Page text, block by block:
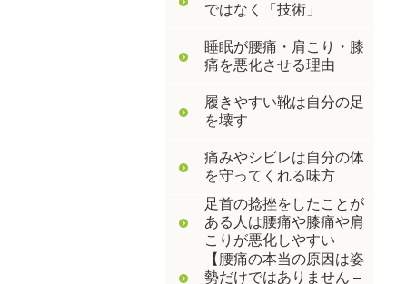
ではなく「技術」
睡眠が腰痛・肩こり・膝
痛を悪化させる理由
履きやすい靴は自分の足
を壊す
痛みやシビレは自分の体
を守ってくれる味方
足首の捻挫をしたことが
ある人は腰痛や膝痛や肩
こりが悪化しやすい
【腰痛の本当の原因は姿
勢だけではありません –